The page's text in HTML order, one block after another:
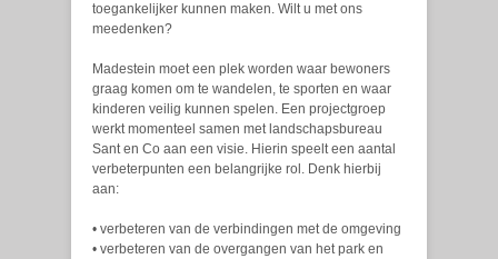
toegankelijker kunnen maken. Wilt u met ons
meedenken?
Madestein moet een plek worden waar bewoners
graag komen om te wandelen, te sporten en waar
kinderen veilig kunnen spelen. Een projectgroep
werkt momenteel samen met landschapsbureau
Sant en Co aan een visie. Hierin speelt een aantal
verbeterpunten een belangrijke rol. Denk hierbij
aan:
• verbeteren van de verbindingen met de omgeving
• verbeteren van de overgangen van het park en